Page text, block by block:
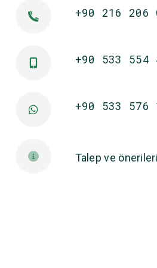
+90 216 206
+90 533 554
+90 533 576
Talep ve